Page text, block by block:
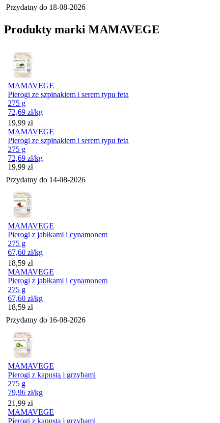
Przydatny do 18-08-2026
Produkty marki MAMAVEGE
MAMAVEGE
Pierogi ze szpinakiem i serem typu feta
275 g
72,69 zł/kg
Cena
19,99 zł
MAMAVEGE
Pierogi ze szpinakiem i serem typu feta
275 g
72,69 zł/kg
Cena
19,99 zł
Przydatny do 14-08-2026
MAMAVEGE
Pierogi z jabłkami i cynamonem
275 g
67,60 zł/kg
Cena
18,59 zł
MAMAVEGE
Pierogi z jabłkami i cynamonem
275 g
67,60 zł/kg
Cena
18,59 zł
Przydatny do 16-08-2026
MAMAVEGE
Pierogi z kapustą i grzybami
275 g
79,96 zł/kg
Cena
21,99 zł
MAMAVEGE
Pierogi z kapustą i grzybami